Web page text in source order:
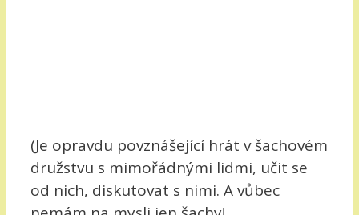
(Je opravdu povznášející hrát v šachovém
družstvu s mimořádnými lidmi, učit se
od nich, diskutovat s nimi. A vůbec